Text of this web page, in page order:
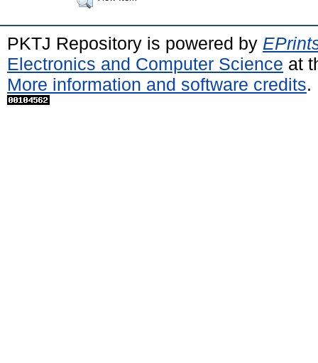
PKTJ Repository is powered by
Electronics and Computer Science at
More information and software credits.